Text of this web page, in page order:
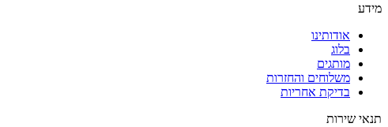
מידע
אודותינו
בלוג
מותגים
משלוחים והחזרות
בדיקת אחריות
תנאי שירות